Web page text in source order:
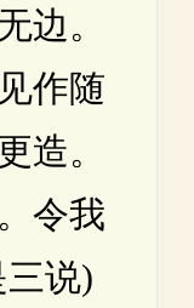
边。
作随
造。
令我
说)